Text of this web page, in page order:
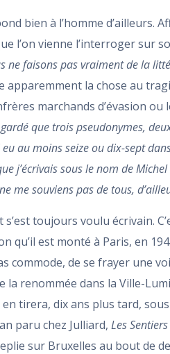
bien à l’homme d’ailleurs.
l’on vienne l’interroger sur
ne faisons pas vraiment de la
la chose au
marchands d’évasion
gardé que trois pseudonymes,
au moins seize ou dix-sept
j’écrivais sous le nom de
me souviens pas de tous,
toujours voulu écrivain.
qu’il est monté à Paris, en
commode, de se frayer une
la renommée dans la Ville-
tirera, dix ans plus tard,
paru chez Julliard, Les Sentiers
sur Bruxelles au bout de